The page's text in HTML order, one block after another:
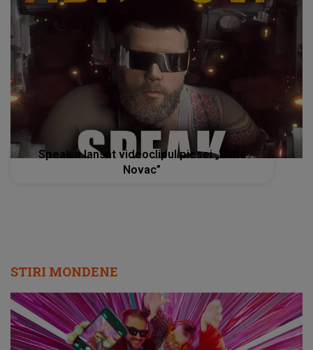
Speak a lansat videoclipul piesei „Baba
Novac”
STIRI MONDENE